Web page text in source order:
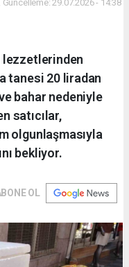
29.07.2026 - 14:38
lezzetlerinden
tanesi 20 liradan
bahar nedeniyle
satıcılar,
olgunlaşmasıyla
bekliyor.
OL